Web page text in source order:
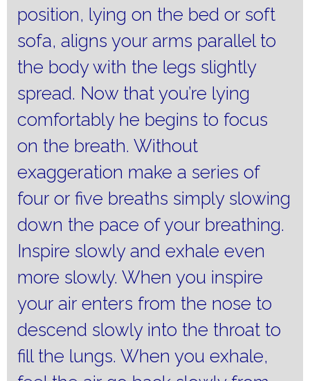
position, lying on the bed or soft
sofa, aligns your arms parallel to
the body with the legs slightly
spread. Now that you’re lying
comfortably he begins to focus
on the breath. Without
exaggeration make a series of
four or five breaths simply slowing
down the pace of your breathing.
Inspire slowly and exhale even
more slowly. When you inspire
your air enters from the nose to
descend slowly into the throat to
fill the lungs. When you exhale,